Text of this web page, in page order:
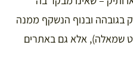
בגובהה ובנוף הנשקף ממנה
שמאלה), אלא גם באתרים